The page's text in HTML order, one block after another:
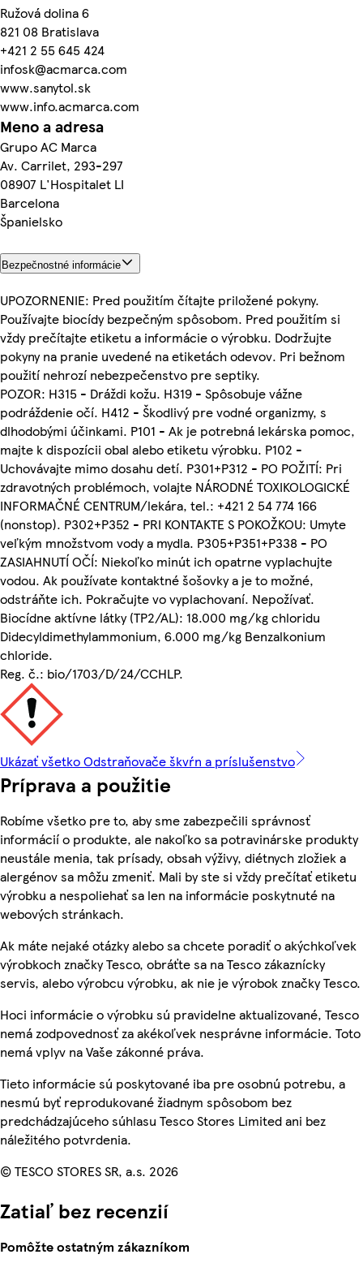
Ružová dolina 6
821 08 Bratislava
+421 2 55 645 424
infosk@acmarca.com
www.sanytol.sk
www.info.acmarca.com
Meno a adresa
Grupo AC Marca
Av. Carrilet, 293-297
08907 L'Hospitalet LI
Barcelona
Španielsko
Bezpečnostné informácie
UPOZORNENIE: Pred použitím čítajte priložené pokyny.
Používajte biocídy bezpečným spôsobom. Pred použitím si
vždy prečítajte etiketu a informácie o výrobku. Dodržujte
pokyny na pranie uvedené na etiketách odevov. Pri bežnom
použití nehrozí nebezpečenstvo pre septiky.
POZOR: H315 - Dráždi kožu. H319 - Spôsobuje vážne
podráždenie očí. H412 - Škodlivý pre vodné organizmy, s
dlhodobými účinkami. P101 - Ak je potrebná lekárska pomoc,
majte k dispozícii obal alebo etiketu výrobku. P102 -
Uchovávajte mimo dosahu detí. P301+P312 - PO POŽITÍ: Pri
zdravotných problémoch, volajte NÁRODNÉ TOXIKOLOGICKÉ
INFORMAČNÉ CENTRUM/lekára, tel.: +421 2 54 774 166
(nonstop). P302+P352 - PRI KONTAKTE S POKOŽKOU: Umyte
veľkým množstvom vody a mydla. P305+P351+P338 - PO
ZASIAHNUTÍ OČÍ: Niekoľko minút ich opatrne vyplachujte
vodou. Ak používate kontaktné šošovky a je to možné,
odstráňte ich. Pokračujte vo vyplachovaní. Nepožívať.
Biocídne aktívne látky (TP2/AL): 18.000 mg/kg chloridu
Didecyldimethylammonium, 6.000 mg/kg Benzalkonium
chloride.
Reg. č.: bio/1703/D/24/CCHLP.
Ukázať všetko Odstraňovače škvŕn a príslušenstvo
Príprava a použitie
Robíme všetko pre to, aby sme zabezpečili správnosť
informácií o produkte, ale nakoľko sa potravinárske produkty
neustále menia, tak prísady, obsah výživy, diétnych zložiek a
alergénov sa môžu zmeniť. Mali by ste si vždy prečítať etiketu
výrobku a nespoliehať sa len na informácie poskytnuté na
webových stránkach.
Ak máte nejaké otázky alebo sa chcete poradiť o akýchkoľvek
výrobkoch značky Tesco, obráťte sa na Tesco zákaznícky
servis, alebo výrobcu výrobku, ak nie je výrobok značky Tesco.
Hoci informácie o výrobku sú pravidelne aktualizované, Tesco
nemá zodpovednosť za akékoľvek nesprávne informácie. Toto
nemá vplyv na Vaše zákonné práva.
Tieto informácie sú poskytované iba pre osobnú potrebu, a
nesmú byť reprodukované žiadnym spôsobom bez
predchádzajúceho súhlasu Tesco Stores Limited ani bez
náležitého potvrdenia.
© TESCO STORES SR, a.s. 2026
Zatiaľ bez recenzií
Pomôžte ostatným zákazníkom